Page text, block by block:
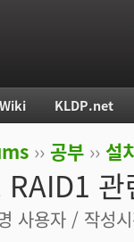
›› 공부 ›› 설
RAID1
사용자 / 작성
KLDP.net